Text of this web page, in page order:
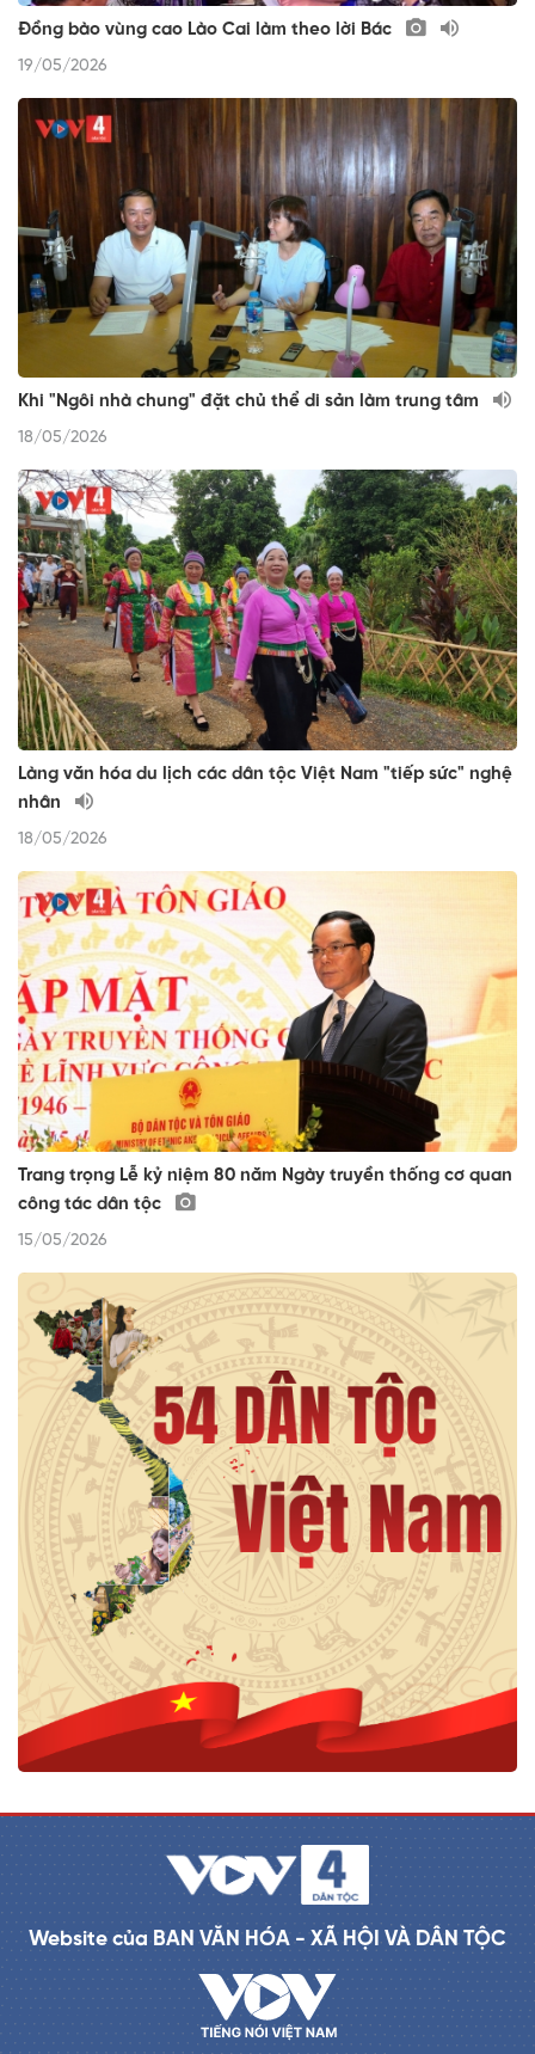
Đồng bào vùng cao Lào Cai làm theo lời Bác
19/05/2026
Khi "Ngôi nhà chung" đặt chủ thể di sản làm trung tâm
18/05/2026
Làng văn hóa du lịch các dân tộc Việt Nam "tiếp sức" nghệ
nhân
18/05/2026
Trang trọng Lễ kỷ niệm 80 năm Ngày truyền thống cơ quan
công tác dân tộc
15/05/2026
Website của BAN VĂN HÓA - XÃ HỘI VÀ DÂN TỘC